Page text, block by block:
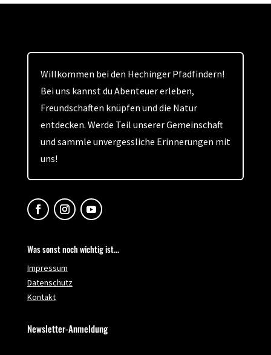
Willkommen bei den Hechinger Pfadfindern!
Bei uns kannst du Abenteuer erleben,
Freundschaften knüpfen und die Natur
entdecken. Werde Teil unserer Gemeinschaft
und sammle unvergessliche Erinnerungen mit
uns!
Was sonst noch wichtig ist...
Impressum
Datenschutz
Kontakt
Newsletter-Anmeldung